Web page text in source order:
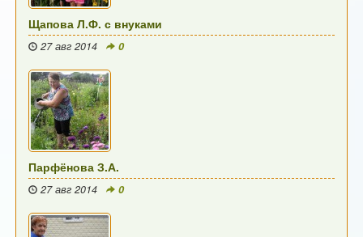
Щапова Л.Ф. с внуками
27 авг 2014 0
Парфёнова З.А.
27 авг 2014 0